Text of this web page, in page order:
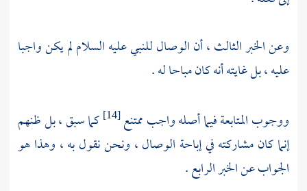
وعن الخبر الثالث ، أن الوصال للنبي عليه السلام لم يكن واجبا
عليه ، بل غايته أنه كان مباحا له .
ووجوب المتابعة فيما أصله واجب ممتنع[14]
كما سبق ، بل ظنهم
إنما كان مشاركته في إباحة الوصال ، ونحن نقول به ، وهذا هو
الجواب عن الخبر الرابع .